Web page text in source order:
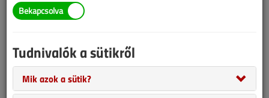
A Zehnder magyarországi képviselete, és szakkereskedő hálózata
Tudnivalók a sütikről
Mik azok a sütik?